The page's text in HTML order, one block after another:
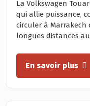
La Volkswagen
qui allie puissance,
circuler à Marrakech
longues distances
En savoir plus